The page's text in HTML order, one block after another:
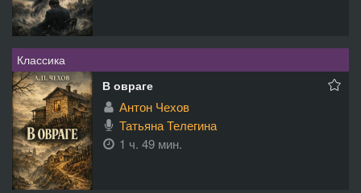
Классика
В овраге
Антон Чехов
Татьяна Телегина
1 ч. 49 мин.